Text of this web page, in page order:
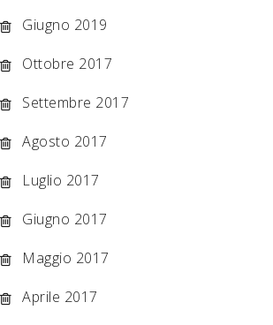
Giugno 2019
Ottobre 2017
Settembre 2017
Agosto 2017
Luglio 2017
Giugno 2017
Maggio 2017
Aprile 2017